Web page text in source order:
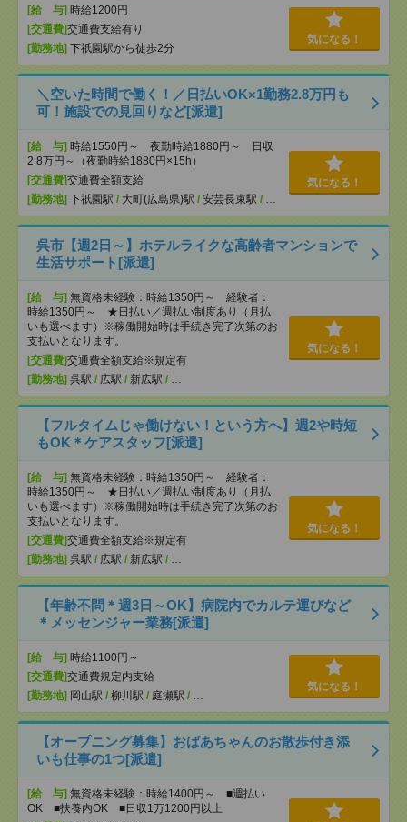
[給 与] 時給1200円
[交通費]交通費支給有り
[勤務地] 下祇園駅から徒歩2分
気になる！
＼空いた時間で働く！／日払いOK×1勤務2.8万円も
可！施設での見回りなど[派遣]
[給 与] 時給1550円～ 夜勤時給1880円～ 日収
2.8万円～（夜勤時給1880円×15h）
[交通費]交通費全額支給
[勤務地] 下祇園駅 / 大町(広島県)駅 / 安芸長束駅 / …
気になる！
呉市【週2日～】ホテルライクな高齢者マンションで
生活サポート[派遣]
[給 与] 無資格未経験：時給1350円～ 経験者：
時給1350円～ ★日払い／週払い制度あり（月払
いも選べます）※稼働開始時は手続き完了次第のお
支払いとなります。
[交通費]交通費全額支給※規定有
[勤務地] 呉駅 / 広駅 / 新広駅 / …
気になる！
【フルタイムじゃ働けない！という方へ】週2や時短
もOK＊ケアスタッフ[派遣]
[給 与] 無資格未経験：時給1350円～ 経験者：
時給1350円～ ★日払い／週払い制度あり（月払
いも選べます）※稼働開始時は手続き完了次第のお
支払いとなります。
[交通費]交通費全額支給※規定有
[勤務地] 呉駅 / 広駅 / 新広駅 / …
気になる！
【年齢不問＊週3日～OK】病院内でカルテ運びなど
＊メッセンジャー業務[派遣]
[給 与] 時給1100円～
[交通費]交通費規定内支給
[勤務地] 岡山駅 / 柳川駅 / 庭瀬駅 / …
気になる！
【オープニング募集】おばあちゃんのお散歩付き添
いも仕事の1つ[派遣]
[給 与] 無資格未経験：時給1400円～ ■週払い
OK ■扶養内OK ■日収1万1200円以上